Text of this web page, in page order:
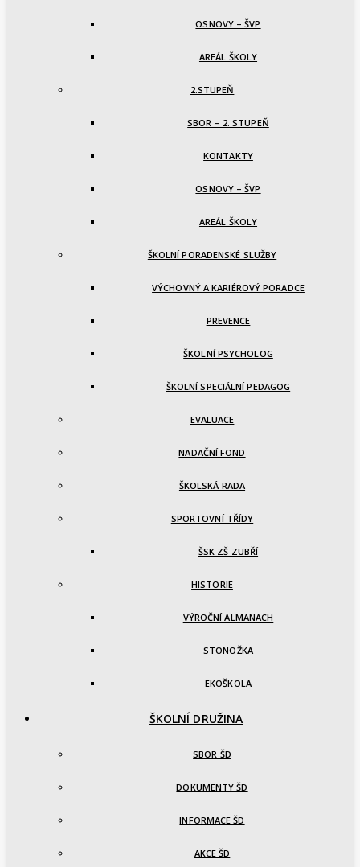
OSNOVY – ŠVP
AREÁL ŠKOLY
2.STUPEŇ
SBOR – 2. STUPEŇ
KONTAKTY
OSNOVY – ŠVP
AREÁL ŠKOLY
ŠKOLNÍ PORADENSKÉ SLUŽBY
VÝCHOVNÝ A KARIÉROVÝ PORADCE
PREVENCE
ŠKOLNÍ PSYCHOLOG
ŠKOLNÍ SPECIÁLNÍ PEDAGOG
EVALUACE
NADAČNÍ FOND
ŠKOLSKÁ RADA
SPORTOVNÍ TŘÍDY
ŠSK ZŠ ZUBŘÍ
HISTORIE
VÝROČNÍ ALMANACH
STONOŽKA
EKOŠKOLA
ŠKOLNÍ DRUŽINA
SBOR ŠD
DOKUMENTY ŠD
INFORMACE ŠD
AKCE ŠD